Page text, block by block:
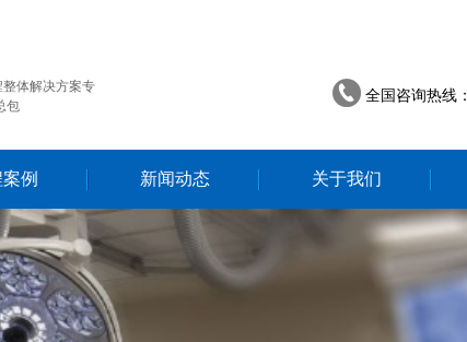
体解决方案专
包
全国咨询热线：
例 新闻动态
行业新闻
公司新闻
关于我们